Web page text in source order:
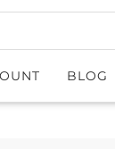
BLOG